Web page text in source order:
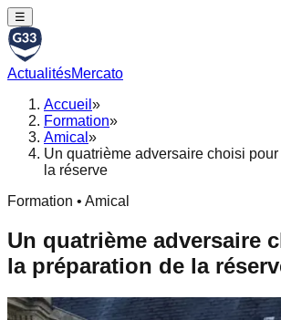
☰
ActualitésMercato
Accueil »
Formation»
Amical »
Un quatrième adversaire choisi
la réserve
Formation • Amical
Un quatrième adversaire
la préparation de la